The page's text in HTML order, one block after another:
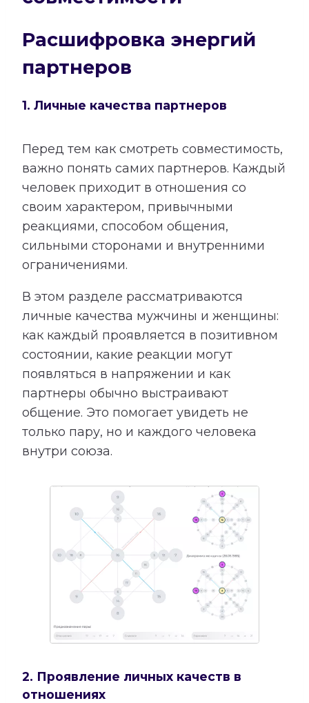
Расшифровка энергий
партнеров
1. Личные качества партнеров
Перед тем как смотреть совместимость,
важно понять самих партнеров. Каждый
человек приходит в отношения со
своим характером, привычными
реакциями, способом общения,
сильными сторонами и внутренними
ограничениями.
В этом разделе рассматриваются
личные качества мужчины и женщины:
как каждый проявляется в позитивном
состоянии, какие реакции могут
появляться в напряжении и как
партнеры обычно выстраивают
общение. Это помогает увидеть не
только пару, но и каждого человека
внутри союза.
2. Проявление личных качеств в
отношениях